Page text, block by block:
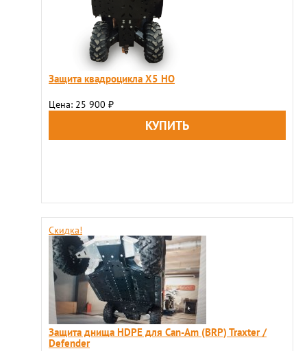
Защита квадроцикла X5 HO
Цена: 25 900 ₽
Скидка!
Защита днища HDPE для Can-Am (BRP) Traxter /
Defender